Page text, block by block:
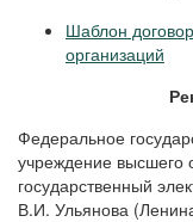
Шаблон
организаций
Федеральное
учреждение высшего
государственный
В.И. Ульянова